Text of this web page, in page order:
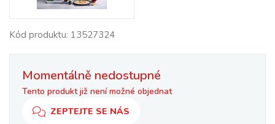
Kód produktu: 13527324
Momentálně nedostupné
Tento produkt již není možné objednat
ZEPTEJTE SE NÁS